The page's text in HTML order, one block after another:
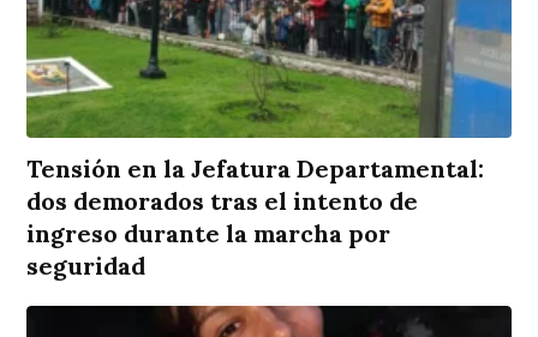
Tensión en la Jefatura Departamental:
dos demorados tras el intento de
ingreso durante la marcha por
seguridad